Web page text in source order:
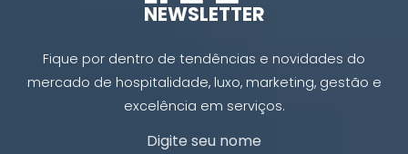
NEWSLETTER
Fique por dentro de tendências e novidades do
mercado de hospitalidade, luxo, marketing, gestão e
excelência em serviços.